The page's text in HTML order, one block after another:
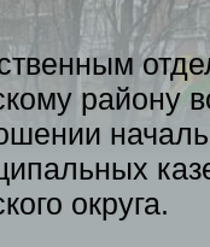
району
округа.